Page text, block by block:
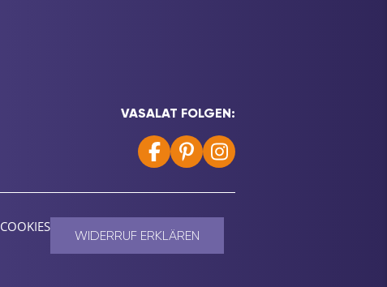
VASALAT FOLGEN:
COOKIES
WIDERRUF ERKLÄREN